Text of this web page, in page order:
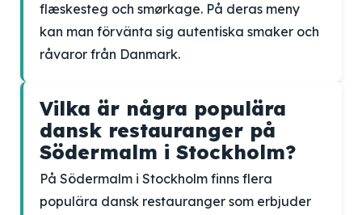
flæskesteg och smørkage. På deras meny
kan man förvänta sig autentiska smaker och
råvaror från Danmark.
Vilka är några populära
dansk restauranger på
Södermalm i Stockholm?
På Södermalm i Stockholm finns flera
populära dansk restauranger som erbjuder